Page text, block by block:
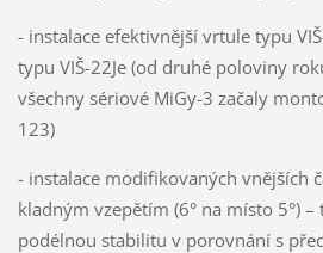
- instalace efektivnější vrtule typu
typu VIŠ-22Je (od druhé poloviny
všechny sériové MiGy-3 začaly
123)
- instalace modifikovaných vnějších
kladným vzepětím (6° na místo 5°)
podélnou stabilitu v porovnání s